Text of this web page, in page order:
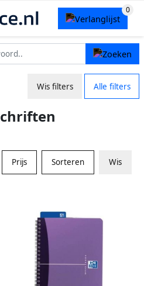
Wis filters Alle filters
Prijs Sorteren Wis